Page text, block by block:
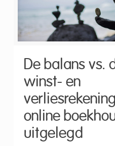
De balans vs.
winst- en
online
uitgelegd